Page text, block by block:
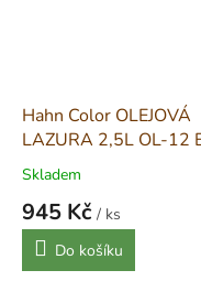
Hahn Color OLEJOVÁ
LAZURA 2,5L OL-12
- Ebenholz
Skladem
945 Kč / ks
Měrná
cena: Do košíku